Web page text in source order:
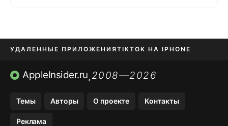
УДАЛЕННЫЕ ПРИЛОЖЕНИЯTIKTOK НА IPHONE
ПРИЛОЖЕНИЯ БЕЗ APP STORE
AppleInsider.ru,2008—2026
Темы Авторы О проекте Контакты
Реклама